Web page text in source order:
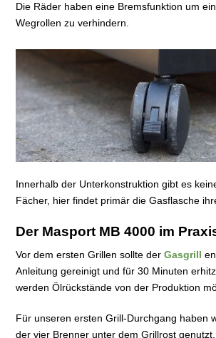
Die Räder haben eine Bremsfunktion um
Wegrollen zu verhindern.
Innerhalb der Unterkonstruktion gibt es
Fächer, hier findet primär die Gasflasche
Der Masport MB 4000 im
Vor dem ersten Grillen sollte der Gasgrill
Anleitung gereinigt und für 30 Minuten
werden Ölrückstände von der Produktion
Für unseren ersten Grill-Durchgang haben
der vier Brenner unter dem Grillrost